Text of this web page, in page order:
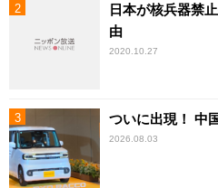
日本が核兵器禁
由
2020.10.27
ついに出現！ 中
2026.08.03